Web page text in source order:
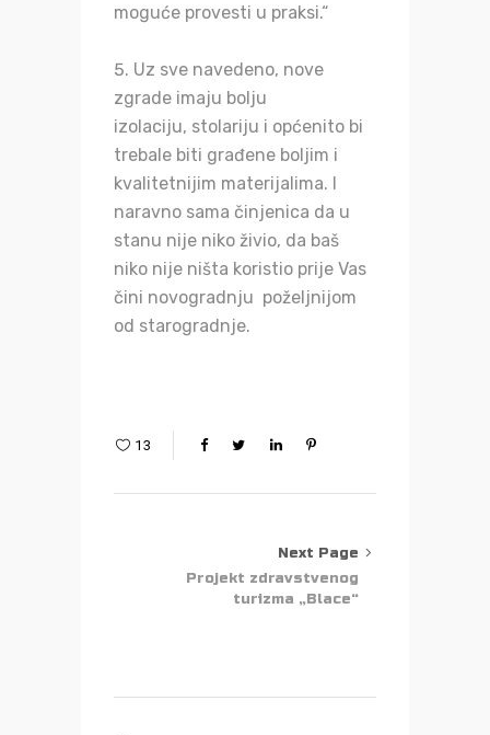
moguće provesti u praksi.“
Uz sve navedeno, nove
zgrade imaju bolju
izolaciju, stolariju i općenito bi
trebale biti građene boljim i
kvalitetnijim materijalima. I
naravno sama činjenica da u
stanu nije niko živio, da baš
niko nije ništa koristio prije Vas
čini novogradnju poželjnijom
od starogradnje.
13
Next Page
Projekt zdravstvenog
turizma „Blace“